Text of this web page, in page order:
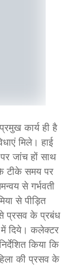
कार्य ही है
मिले। हाई
जांच हों साथ
टीके समय पर
से गर्भवती
से पीड़ित
प्रसव के प्रबंध
में दिये। कलेक्टर
किया कि
की प्रसव के